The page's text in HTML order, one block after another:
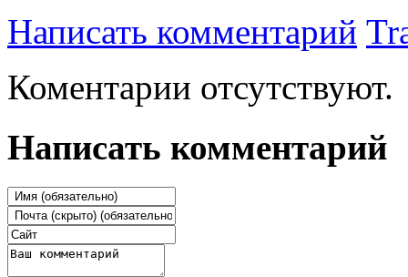
Написать комментарий
Коментарии отсутствуют.
Написать комментарий